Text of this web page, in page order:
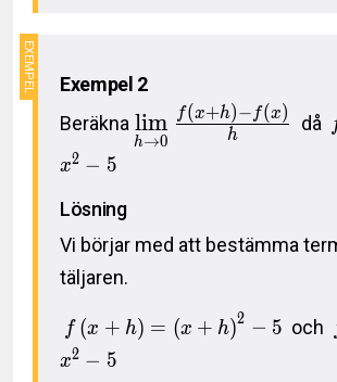
Exempel 2
Beräkna
h→0
lim h
f(x+h)− f(x) då
x2 − 5
Lösning
Vi börjar med att bestämma
täljaren.
f (x + h) = (x + h)2 − 5 och
x2 − 5